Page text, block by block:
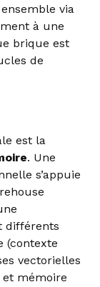
via
à une
brique est
de
est la
. Une
s’appuie
différents
(contexte
vectorielles
mémoire